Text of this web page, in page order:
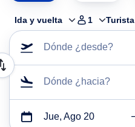
Ida y vuelta 1 Turista
Dónde ¿desde?
Dónde ¿hacia?
Jue, Ago 20